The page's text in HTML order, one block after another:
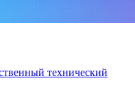
технический